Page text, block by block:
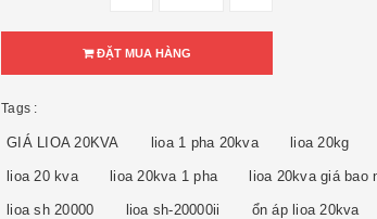
ĐẶT MUA HÀNG
Tags :
GIÁ LIOA 20KVA lioa 1 pha 20kva lioa 20kg
lioa 20 kva lioa 20kva 1 pha lioa 20kva giá bao
lioa sh 20000 lioa sh-20000ii ổn áp lioa 20kva